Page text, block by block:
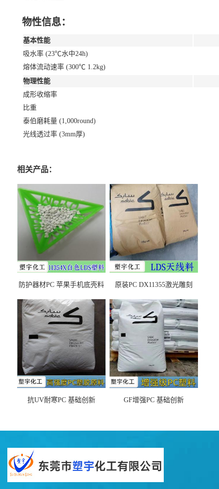
物性信息：
基本性能
吸水率 (23℃水中24h)
熔体流动速率 (300℃ 1.2kg)
物理性能
成形收缩率
比重
泰伯磨耗量 (1,000round)
光线透过率 (3mm厚)
相关产品：
防护器材PC 苹果手机底壳料
之忧
原装PC DX11355激光雕刻
抗UV耐寒PC 基础创新
GF增强PC 基础创新